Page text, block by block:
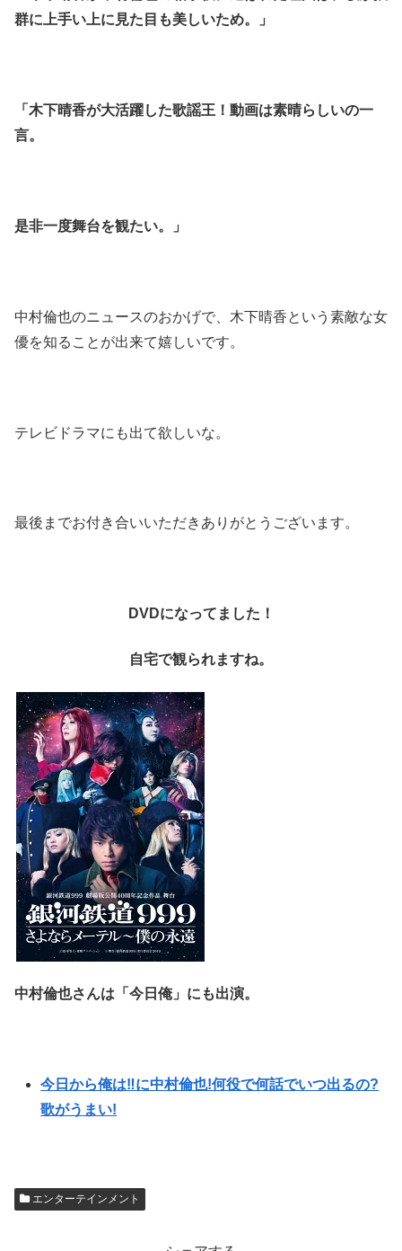
群に上手い上に見た目も美しいため。」
「木下晴香が大活躍した歌謡王！動画は素晴らしいの一
言。
是非一度舞台を観たい。」
中村倫也のニュースのおかげで、木下晴香という素敵な女
優を知ることが出来て嬉しいです。
テレビドラマにも出て欲しいな。
最後までお付き合いいただきありがとうございます。
DVDになってました！
自宅で観られますね。
中村倫也さんは「今日俺」にも出演。
今日から俺は‼︎に中村倫也!何役で何話でいつ出るの?
歌がうまい!
エンターテインメント